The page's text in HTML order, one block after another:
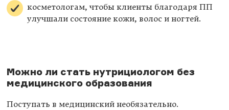
косметологам, чтобы клиенты благодаря ПП
улучшали состояние кожи, волос и ногтей.
Можно ли стать нутрициологом без
медицинского образования
Поступать в медицинский необязательно.